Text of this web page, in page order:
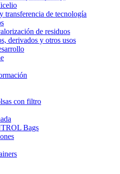
transferencia de tecnología
de residuos
derivados y otros usos
con filtro
Bags